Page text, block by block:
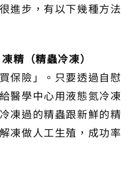
進步，有以下幾種方法
精（精蟲冷凍）
保險」。只要透過自慰
醫學中心用液態氮冷凍
凍過的精蟲跟新鮮的精
凍做人工生殖，成功率